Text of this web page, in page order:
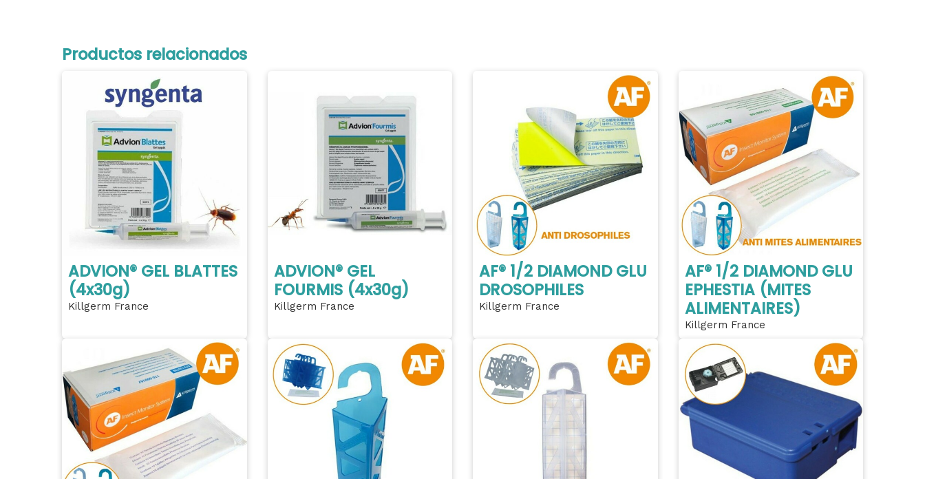
Productos relacionados
ADVION® GEL BLATTES
(4x30g)
Killgerm France
ADVION® GEL
FOURMIS (4x30g)
Killgerm France
AF® 1/2 DIAMOND GLU
DROSOPHILES
Killgerm France
AF® 1/2 DIAMOND GLU
EPHESTIA (MITES
ALIMENTAIRES)
Killgerm France